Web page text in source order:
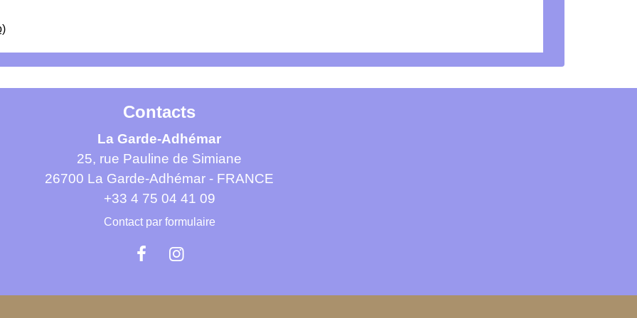
Contacts
La Garde-Adhémar
25, rue Pauline de Simiane
26700 La Garde-Adhémar - FRANCE
+33 4 75 04 41 09
Contact par formulaire